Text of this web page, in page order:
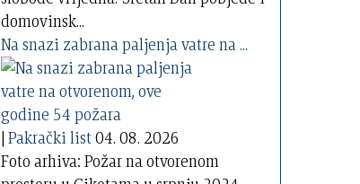
domovinsk...
Na snazi zabrana paljenja vatre na ...
|Pakrački list04. 08. 2026
Foto arhiva: Požar na otvorenom